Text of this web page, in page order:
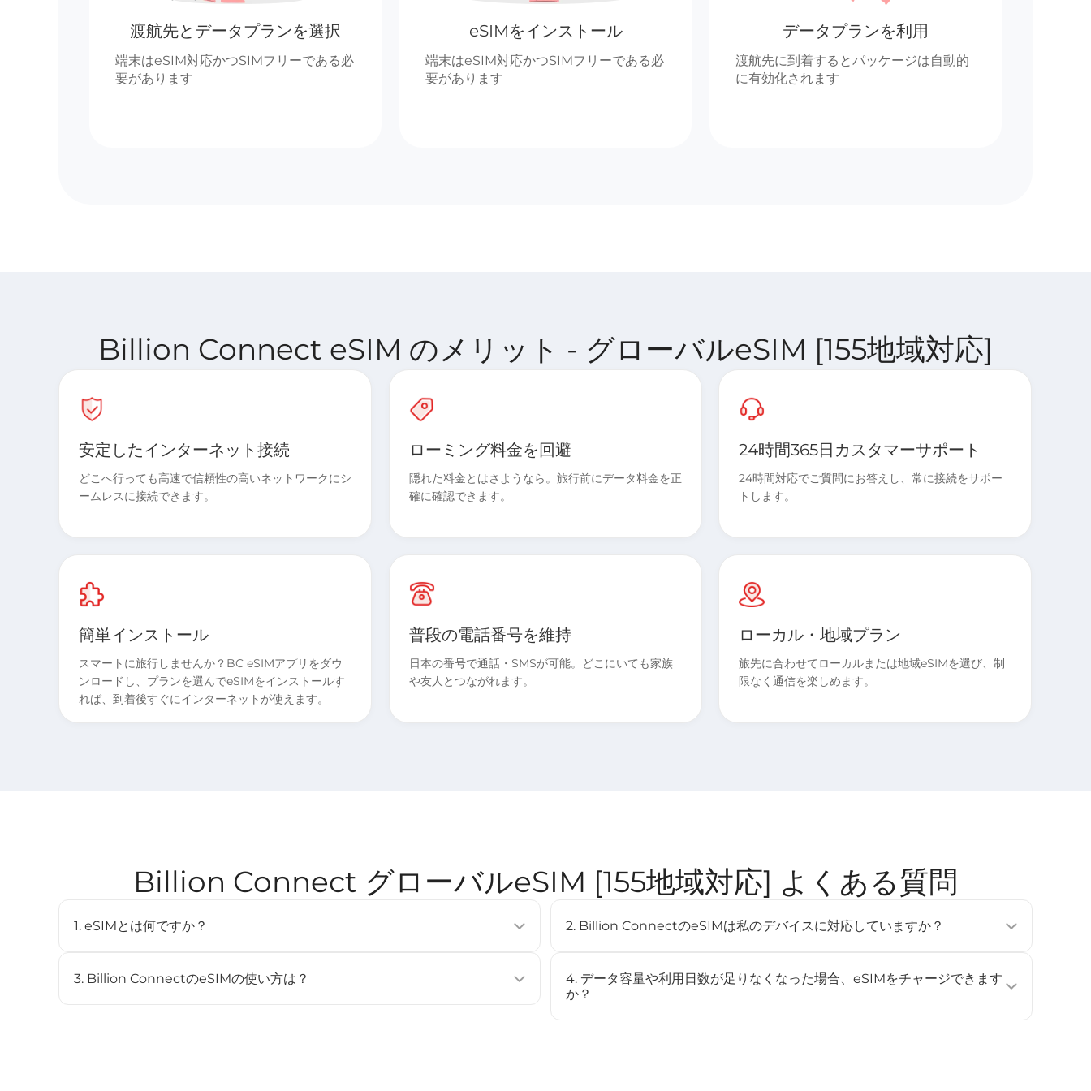
渡航先とデータプランを選択
端末はeSIM対応かつSIMフリーである必
要があります
eSIMをインストール
端末はeSIM対応かつSIMフリーである必
要があります
データプランを利用
渡航先に到着するとパッケージは自動的
に有効化されます
Billion Connect eSIM のメリット - グローバルeSIM [155地域対応]
安定したインターネット接続
どこへ行っても高速で信頼性の高いネットワークにシ
ームレスに接続できます。
ローミング料金を回避
隠れた料金とはさようなら。旅行前にデータ料金を正
確に確認できます。
24時間365日カスタマーサポート
24時間対応でご質問にお答えし、常に接続をサポー
トします。
簡単インストール
スマートに旅行しませんか？BC eSIMアプリをダウ
ンロードし、プランを選んでeSIMをインストールす
れば、到着後すぐにインターネットが使えます。
普段の電話番号を維持
日本の番号で通話・SMSが可能。どこにいても家族
や友人とつながれます。
ローカル・地域プラン
旅先に合わせてローカルまたは地域eSIMを選び、制
限なく通信を楽しめます。
Billion Connect グローバルeSIM [155地域対応] よくある質問
1. eSIMとは何ですか？
デジタルSIMです。対応デバイスに内蔵されており、複数のプロファイルを保存するこ
3. Billion ConnectのeSIMの使い方は？
2. Billion ConnectのeSIMは私のデバイスに対応していますか？
（例：iPhone XS以降、Google Pixel 3以降、Samsung Galaxy S20以降）。詳しくは
[対応デバイス ]ページをご確認ください。
4. データ容量や利用日数が足りなくなった場合、eSIMをチャージできます
か？